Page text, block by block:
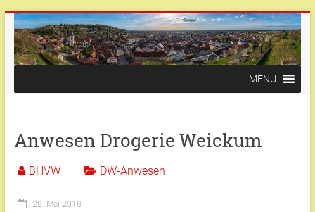
Zum
Inhalt
springen
Bürger-
und
Heimatverein
Weingarten
(Baden)
MENU
Anwesen Drogerie Weickum
BHVW DW-Anwesen
28. Mai 2018